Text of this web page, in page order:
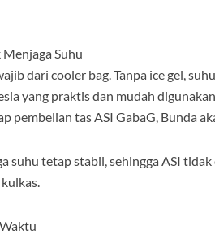
Suhu
dari cooler bag. Tanpa ice gel,
yang praktis dan mudah
pembelian tas ASI GabaG, Bunda
suhu tetap stabil, sehingga ASI